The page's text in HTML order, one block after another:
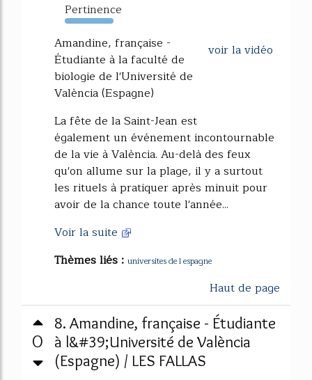
Pertinence
116%
voir la vidéo
Amandine, française -
Étudiante à la faculté de
biologie de l'Université de
València (Espagne)
La fête de la Saint-Jean est
également un événement incontournable
de la vie à València. Au-delà des feux
qu'on allume sur la plage, il y a surtout
les rituels à pratiquer après minuit pour
avoir de la chance toute l'année...
Voir la suite
Thèmes liés : universites de l espagne
Haut de page
0
8. Amandine, française - Étudiante
à l&#39;Université de València
(Espagne) / LES FALLAS